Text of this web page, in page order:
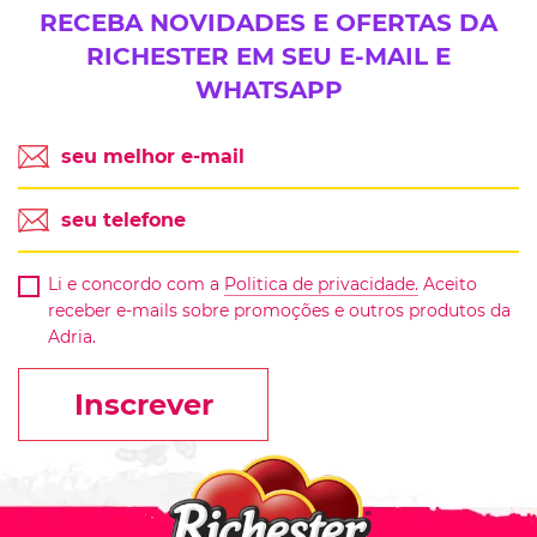
RECEBA NOVIDADES E OFERTAS DA
RICHESTER EM SEU E-MAIL E
WHATSAPP
Li e concordo com a Politica de privacidade. Aceito
receber e-mails sobre promoções e outros produtos da
Adria.
Inscrever